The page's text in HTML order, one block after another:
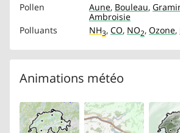
Pollen
Aune, Bouleau,
Ambroisie
Polluants
NH3, CO, NO2, Ozone,
Animations météo